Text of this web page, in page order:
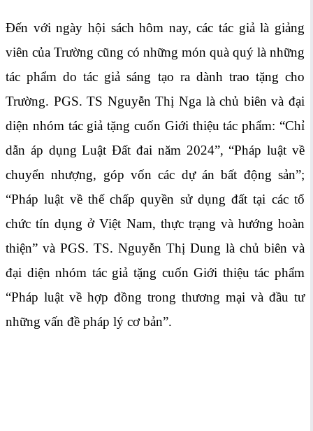
Đến với ngày hội sách hôm nay, các tác giả là giảng
viên của Trường cũng có những món quà quý là những
tác phẩm do tác giả sáng tạo ra dành trao tặng cho
Trường. PGS. TS Nguyễn Thị Nga là chủ biên và đại
diện nhóm tác giả tặng cuốn Giới thiệu tác phẩm: “Chỉ
dẫn áp dụng Luật Đất đai năm 2024”, “Pháp luật về
chuyển nhượng, góp vốn các dự án bất động sản”;
“Pháp luật về thế chấp quyền sử dụng đất tại các tổ
chức tín dụng ở Việt Nam, thực trạng và hướng hoàn
thiện” và PGS. TS. Nguyễn Thị Dung là chủ biên và
đại diện nhóm tác giả tặng cuốn Giới thiệu tác phẩm
“Pháp luật về hợp đồng trong thương mại và đầu tư
những vấn đề pháp lý cơ bản”.